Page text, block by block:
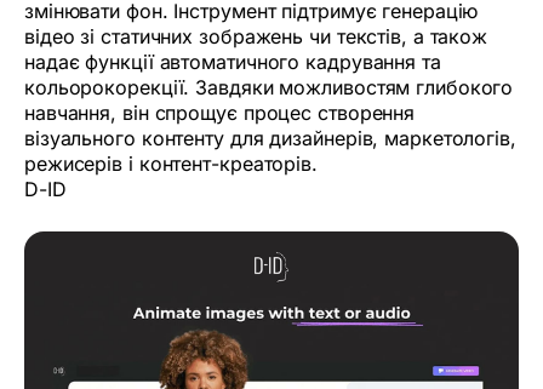
змінювати фон. Інструмент підтримує генерацію
відео зі статичних зображень чи текстів, а також
надає функції автоматичного кадрування та
кольорокорекції. Завдяки можливостям глибокого
навчання, він спрощує процес створення
візуального контенту для дизайнерів, маркетологів,
режисерів і контент-креаторів.
D-ID